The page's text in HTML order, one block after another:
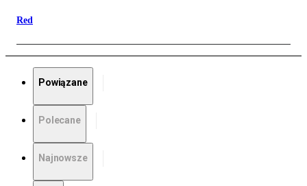
Red
Powiązane
Polecane
Najnowsze